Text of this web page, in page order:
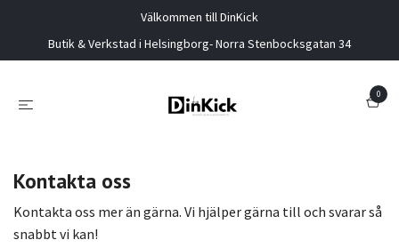
Välkommen till DinKick
Butik & Verkstad i Helsingborg- Norra Stenbocksgatan 34
0
Kontakta oss
Kontakta oss mer än gärna. Vi hjälper gärna till och svarar så
snabbt vi kan!